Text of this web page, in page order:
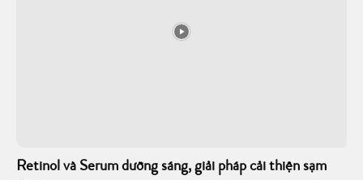
Retinol và Serum dưỡng sáng, giải pháp cải thiện sạm